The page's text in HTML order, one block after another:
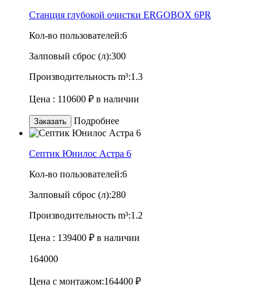
Станция глубокой очистки ERGOBOX 6PR
Кол-во пользователей:6
Залповый сброс (л):300
Производительность m³:1.3
Цена : 110600 ₽ в наличии
Заказать Подробнее
Септик Юнилос Астра 6
Кол-во пользователей:6
Залповый сброс (л):280
Производительность m³:1.2
Цена : 139400 ₽ в наличии
164000
Цена с монтажом:164400 ₽